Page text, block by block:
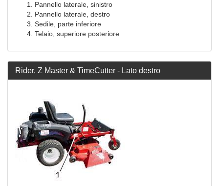
Pannello laterale, sinistro
Pannello laterale, destro
Sedile, parte inferiore
Telaio, superiore posteriore
Rider, Z Master & TimeCutter - Lato destro